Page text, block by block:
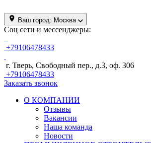
Ваш город: Москва
Соц сети и мессенджеры:
+79106478433
г. Тверь, Свободный пер., д.3, оф. 306
+79106478433
Заказать звонок
О КОМПАНИИ
Отзывы
Вакансии
Наша команда
Новости